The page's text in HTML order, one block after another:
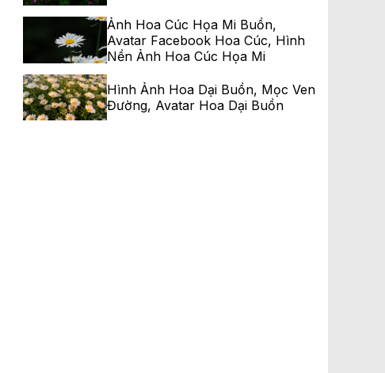
Ảnh Hoa Cúc Họa Mi Buồn,
Avatar Facebook Hoa Cúc, Hình
Nền Ảnh Hoa Cúc Họa Mi
Hình Ảnh Hoa Dại Buồn, Mọc Ven
Đường, Avatar Hoa Dại Buồn